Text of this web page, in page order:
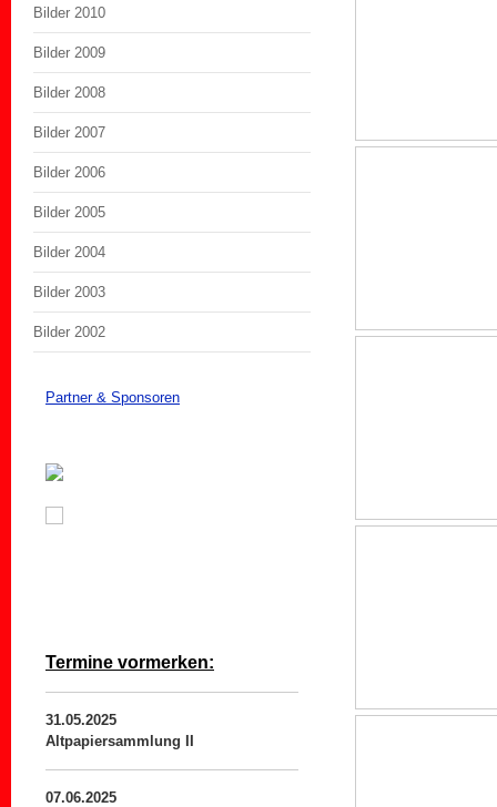
Bilder 2010
Bilder 2009
Bilder 2008
Bilder 2007
Bilder 2006
Bilder 2005
Bilder 2004
Bilder 2003
Bilder 2002
Partner & Sponsoren
Termine vormerken:
31.05.2025
Altpapiersammlung II
07.06.2025